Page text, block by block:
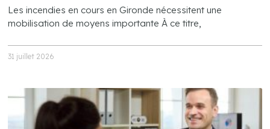
Les incendies en cours en Gironde nécessitent une
mobilisation de moyens importante À ce titre,
31 juillet 2026